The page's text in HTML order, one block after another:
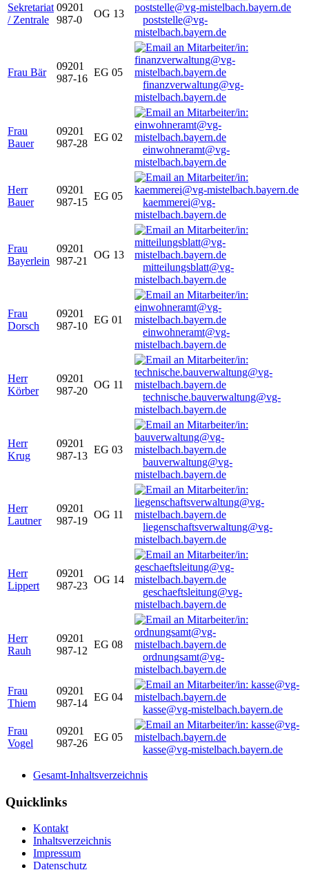
Sekretariat
/ Zentrale
09201
987-0
OG 13
poststelle@vg-
mistelbach.bayern.de
Frau Bär
09201
987-16
EG 05
finanzverwaltung@vg-
mistelbach.bayern.de
Frau
Bauer
09201
987-28
EG 02
einwohneramt@vg-
mistelbach.bayern.de
Herr
Bauer
09201
987-15
EG 05
kaemmerei@vg-
mistelbach.bayern.de
Frau
Bayerlein
09201
987-21
OG 13
mitteilungsblatt@vg-
mistelbach.bayern.de
Frau
Dorsch
09201
987-10
EG 01
einwohneramt@vg-
mistelbach.bayern.de
Herr
Körber
09201
987-20
OG 11
technische.bauverwaltung@vg-
mistelbach.bayern.de
Herr
Krug
09201
987-13
EG 03
bauverwaltung@vg-
mistelbach.bayern.de
Herr
Lautner
09201
987-19
OG 11
liegenschaftsverwaltung@vg-
mistelbach.bayern.de
Herr
Lippert
09201
987-23
OG 14
geschaeftsleitung@vg-
mistelbach.bayern.de
Herr
Rauh
09201
987-12
EG 08
ordnungsamt@vg-
mistelbach.bayern.de
Frau
Thiem
09201
987-14
EG 04
kasse@vg-mistelbach.bayern.de
Frau
Vogel
09201
987-26
EG 05
kasse@vg-mistelbach.bayern.de
Gesamt-Inhaltsverzeichnis
Quicklinks
Kontakt
Inhaltsverzeichnis
Impressum
Datenschutz